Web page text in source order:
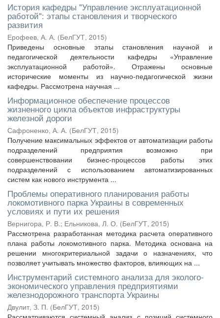
История кафедры "Управление эксплуатационной
работой": этапы становления и творческого
развития
Ерофеев, А. А. (БелГУТ, 2015)
Приведены основные этапы становления научной и
педагогической деятельности кафедры «Управление
эксплуатационной работой». Отражены основные
исторические моменты из научно-педагогической жизни
кафедры. Рассмотрена научная ...
Информационное обеспечение процессов
жизненного цикла объектов инфраструктуры
железной дороги
Сафроненко, А. А. (БелГУТ, 2015)
Получение максимальных эффектов от автоматизации работы
подразделений предприятия возможно при
совершенствовании бизнес-процессов работы этих
подразделений с использованием автоматизированных
систем как нового инструмента ...
Проблемы оперативного планирования работы
локомотивного парка Украины в современных
условиях и пути их решения
Вернигора, Р. В.; Ельникова, Л. О. (БелГУТ, 2015)
Рассмотрена разработанная методика расчета оперативного
плана работы локомотивного парка. Методика основана на
решении многокритериальной задачи о назначениях, что
позволяет учитывать множество факторов, влияющих на ...
Инструментарий системного анализа для эколого-
экономического управления предприятиями
железнодорожного транспорта Украины
Двулит, З. П. (БелГУТ, 2015)